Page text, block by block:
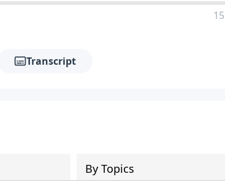
Transcript
By Topics